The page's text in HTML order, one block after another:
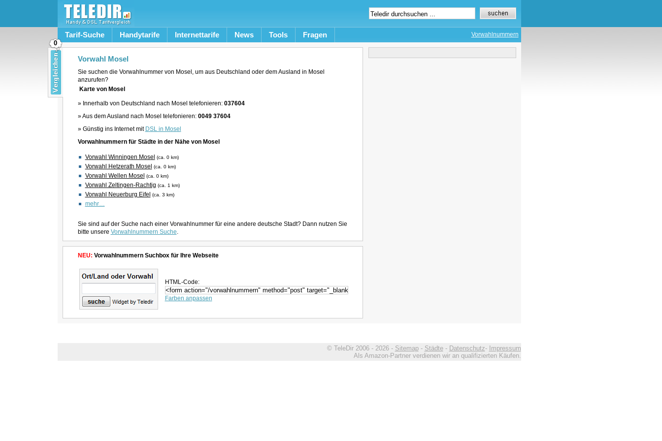
Tarif-Suche Handytarife Internettarife News Tools Fragen Vorwahlnummern
Vorwahl Mosel
Sie suchen die Vorwahlnummer von Mosel, um aus Deutschland oder dem Ausland in Mosel
anzurufen?
Karte von Mosel
» Innerhalb von Deutschland nach Mosel telefonieren: 037604
» Aus dem Ausland nach Mosel telefonieren: 0049 37604
» Günstig ins Internet mit DSL in Mosel
Vorwahlnummern für Städte in der Nähe von Mosel
Vorwahl Winningen Mosel (ca. 0 km)
Vorwahl Hetzerath Mosel (ca. 0 km)
Vorwahl Wellen Mosel (ca. 0 km)
Vorwahl Zeltingen-Rachtig (ca. 1 km)
Vorwahl Neuerburg Eifel (ca. 3 km)
mehr…
Sie sind auf der Suche nach einer Vorwahlnummer für eine andere deutsche Stadt? Dann nutzen Sie
bitte unsere Vorwahlnummern Suche.
NEU: Vorwahlnummern Suchbox für Ihre Webseite
HTML-Code:
Farben anpassen
© TeleDir 2006 - 2026 - Sitemap- Städte- Datenschutz- Impressum
Als Amazon-Partner verdienen wir an qualifizierten Käufen.
0